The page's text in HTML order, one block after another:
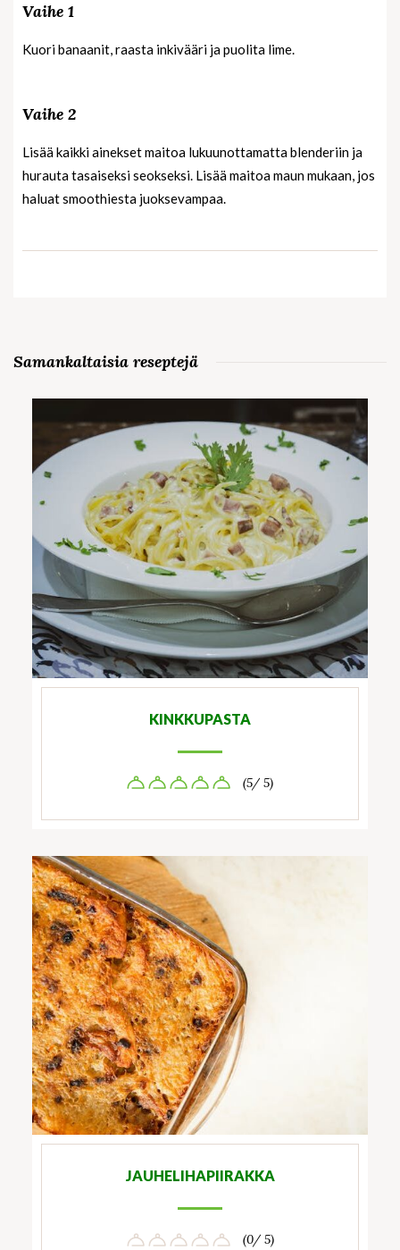
Vaihe 1
Kuori banaanit, raasta inkivääri ja puolita lime.
Vaihe 2
Lisää kaikki ainekset maitoa lukuunottamatta blenderiin ja
hurauta tasaiseksi seokseksi. Lisää maitoa maun mukaan, jos
haluat smoothiesta juoksevampaa.
Samankaltaisia reseptejä
KINKKUPASTA
(5/ 5)
JAUHELIHAPIIRAKKA
(0/ 5)